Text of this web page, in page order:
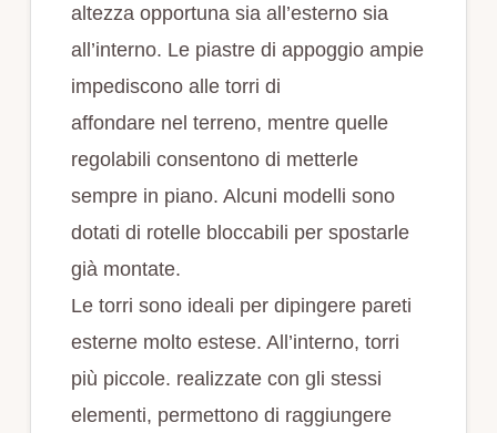
altezza opportuna sia all’esterno sia
all’interno. Le piastre di appoggio ampie
impediscono alle torri di
affondare nel terreno, mentre quelle
regolabili consentono di metterle
sempre in piano. Alcuni modelli sono
dotati di rotelle bloccabili per spostarle
già montate.
Le torri sono ideali per dipingere pareti
esterne molto estese. All’interno, torri
più piccole. realizzate con gli stessi
elementi, permettono di raggiungere